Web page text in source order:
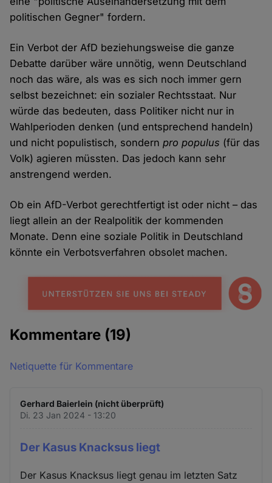
politischen Gegner" fordern.
Ein Verbot der AfD beziehungsweise die ganze
Debatte darüber wäre unnötig, wenn Deutschland
noch das wäre, als was es sich noch immer gern
selbst bezeichnet: ein sozialer Rechtsstaat. Nur
würde das bedeuten, dass Politiker nicht nur in
Wahlperioden denken (und entsprechend handeln)
und nicht populistisch, sondernpro populus (für das
Volk) agieren müssten. Das jedoch kann sehr
anstrengend werden.
Ob ein AfD-Verbot gerechtfertigt ist oder nicht – das
liegt allein an der Realpolitik der kommenden
Monate. Denn eine soziale Politik in Deutschland
könnte ein Verbotsverfahren obsolet machen.
Kommentare (19)
Netiquette für Kommentare
Gerhard Baierlein (nicht überprüft)
Di. 23 Jan 2024 - 13:20
Der Kasus Knacksus liegt
Der Kasus Knacksus liegt genau im letzten Satz